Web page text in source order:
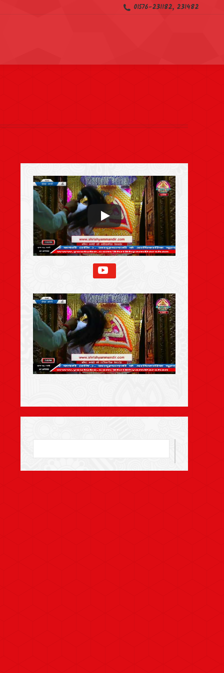
01576-231182, 231482